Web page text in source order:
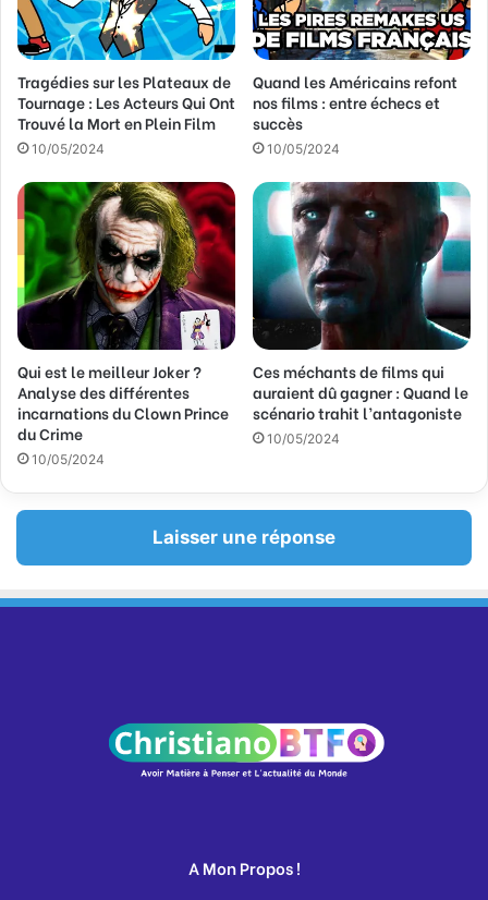
e
s
s
e
E
m
a
l
Tragédies sur les Plateaux de
Tournage : Les Acteurs Qui Ont
Trouvé la Mort en Plein Film
10/05/2024
Quand les Américains refont
nos films : entre échecs et
succès
10/05/2024
Qui est le meilleur Joker ?
Analyse des différentes
incarnations du Clown Prince
du Crime
10/05/2024
Ces méchants de films qui
auraient dû gagner : Quand le
scénario trahit l’antagoniste
10/05/2024
Laisser une réponse
A Mon Propos !